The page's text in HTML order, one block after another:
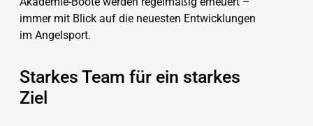
immer mit Blick auf die neuesten Entwicklungen
im Angelsport.
Starkes Team für ein starkes
Ziel